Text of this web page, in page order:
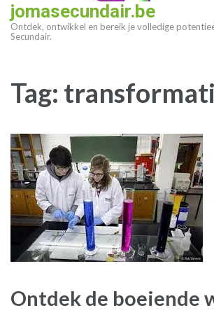
jomasecundair.be
Ontdek, ontwikkel en bereik je volledige
Secundair.
Tag:
Ontdek de boeiende